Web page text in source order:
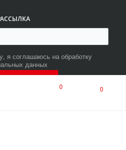
я соглашаюсь на обработку
данных
0 0